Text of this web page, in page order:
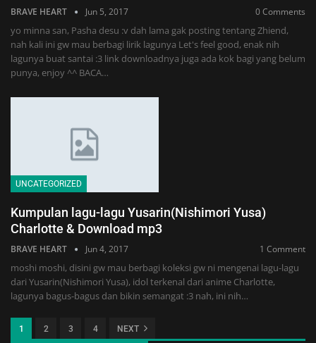
BRAVE HEART Jun 5, 2017 0 Comments
yo minna san, Pasha desu :v dah lama gak posting tentang Zhiend,
nah kali ini gw mau berbagi lirik lagunya Let's feel good, enak nih
lagunya buat santai :3 link downloadnya juga ada kok bagi yang belum
punya, enjoy ^^ BACA…
UNCATEGORIZED
Kumpulan lagu-lagu Yusarin(Nishimori Yusa)
Charlotte & Download mp3
BRAVE HEART Jun 4, 2017 1 Comment
moshi moshi, disini gw mau berbagi koleksi gw ni mengenai lagu-lagu
dari Yusarin(Nishimori Yusa), idol terkenal dari anime Charlotte,
lagunya bagus-bagus dan bikin semangat :3 nah, ini nih…
1 2 3 4 NEXT